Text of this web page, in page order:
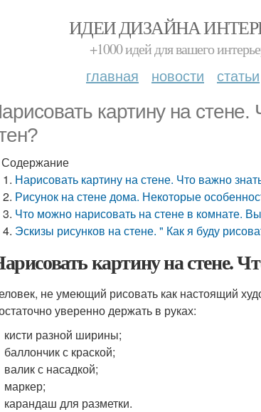
ИДЕИ ДИЗАЙНА
+1000 идей для вашего
главная новости статьи
картину на
Содержание
Нарисовать картину на стене. Что важно
Рисунок на стене дома. Некоторые
Что можно нарисовать на стене в комнате.
Эскизы рисунков на стене. " Как я буду
картину на стене.
не умеющий рисовать как настоящий
уверенно держать в руках:
кисти разной ширины;
баллончик с краской;
валик с насадкой;
маркер;
карандаш для разметки.